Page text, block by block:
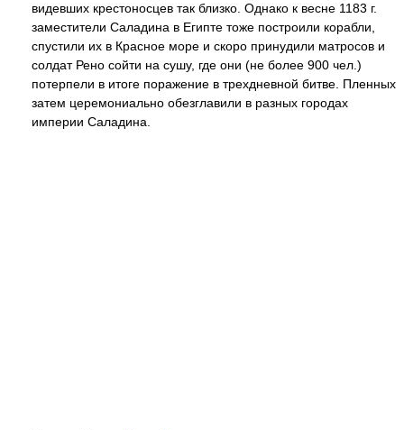
видевших крестоносцев так близко. Однако к весне 1183 г.
заместители Саладина в Египте тоже построили корабли,
спустили их в Красное море и скоро принудили матросов и
солдат Рено сойти на сушу, где они (не более 900 чел.)
потерпели в итоге поражение в трехдневной битве. Пленных
затем церемониально обезглавили в разных городах
империи Саладина.